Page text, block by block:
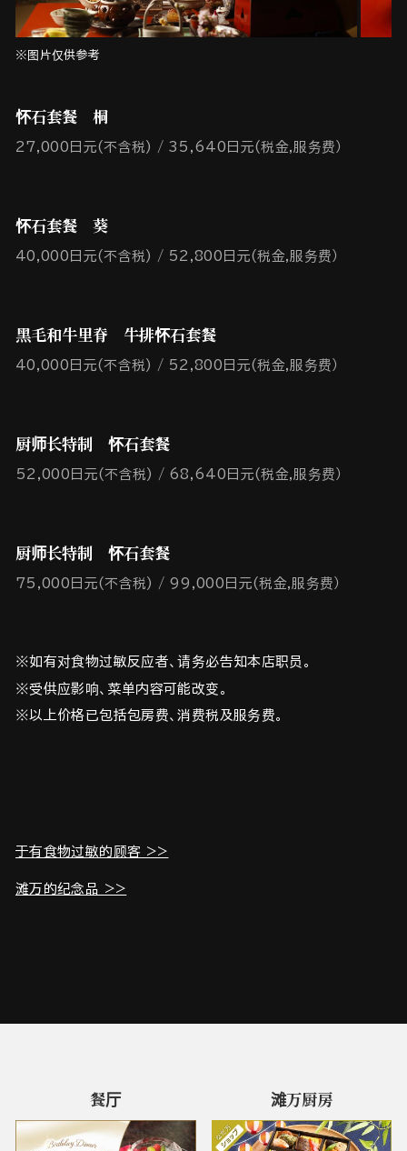
※图片仅供参考
怀石套餐 桐
27,000日元(不含税) 35,640日元(税金,服务费）
怀石套餐 葵
40,000日元(不含税) 52,800日元(税金,服务费）
黑毛和牛里脊 牛排怀石套餐
40,000日元(不含税) 52,800日元(税金,服务费）
厨师长特制 怀石套餐
52,000日元(不含税) 68,640日元(税金,服务费）
厨师长特制 怀石套餐
75,000日元(不含税) 99,000日元(税金,服务费）
※如有对食物过敏反应者、请务必告知本店职员。
※受供应影响、菜单内容可能改变。
※以上价格已包括包房费、消费税及服务费。
于有食物过敏的顾客 >>
滩万的纪念品 >>
餐厅 滩万厨房